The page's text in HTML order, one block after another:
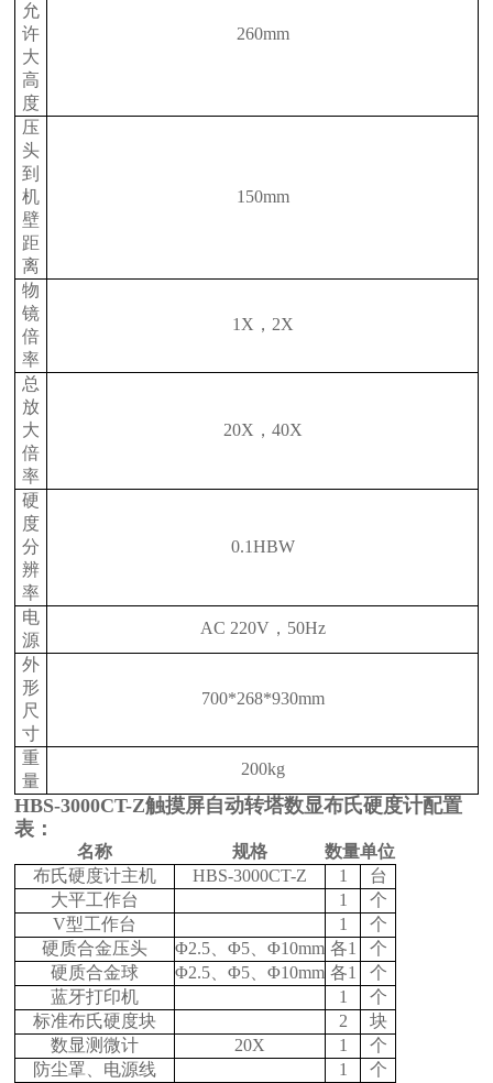
允
许
大
高
度
260mm
压
头
到
机
壁
距
离
150mm
物
镜
倍
率
1X，2X
总
放
大
倍
率
20X，40X
硬
度
分
辨
率
0.1HBW
电
源
AC 220V，50Hz
外
形
尺
寸
700*268*930mm
重
量
200kg
HBS-3000CT-Z触摸屏自动转塔数显布氏硬度计配置
表：
名称 规格 数量单位
布氏硬度计主机
HBS-3000CT-Z 1
台
大平工作台
1
个
V型工作台
1
个
硬质合金压头
Φ2.5、Φ5、Φ10mm 各1
个
硬质合金球
Φ2.5、Φ5、Φ10mm 各1
个
蓝牙打印机
1
个
标准布氏硬度块
2
块
数显测微计
20X 1
个
防尘罩、电源线
1 个